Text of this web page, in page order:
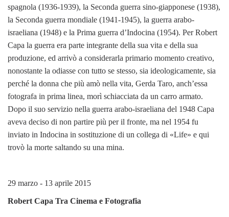
spagnola (1936-1939), la Seconda guerra sino-giapponese (1938),
la Seconda guerra mondiale (1941-1945), la guerra arabo-
israeliana (1948) e la Prima guerra d’Indocina (1954). Per Robert
Capa la guerra era parte integrante della sua vita e della sua
produzione, ed arrivò a considerarla primario momento creativo,
nonostante la odiasse con tutto se stesso, sia ideologicamente, sia
perché la donna che più amò nella vita, Gerda Taro, anch’essa
fotografa in prima linea, morì schiacciata da un carro armato.
Dopo il suo servizio nella guerra arabo-israeliana del 1948 Capa
aveva deciso di non partire più per il fronte, ma nel 1954 fu
inviato in Indocina in sostituzione di un collega di «Life» e qui
trovò la morte saltando su una mina.
29 marzo - 13 aprile 2015
Robert Capa Tra Cinema e Fotografia